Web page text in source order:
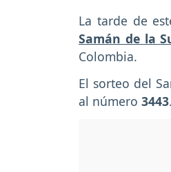
La tarde de
Samán de la
Colombia.
El sorteo del
al número 3443.